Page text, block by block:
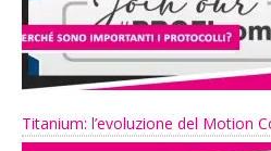
Titanium: l’evoluzione del Motion